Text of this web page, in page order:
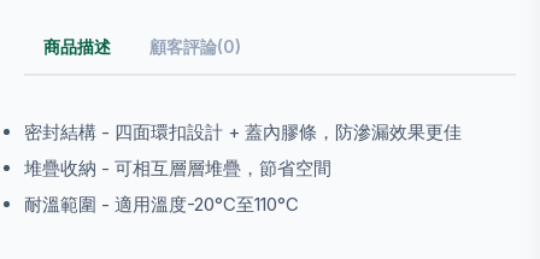
商品描述 顧客評論(0)
密封結構 - 四面環扣設計 + 蓋內膠條，防滲漏效果更佳
堆疊收納 - 可相互層層堆疊，節省空間
耐溫範圍 - 適用溫度-20°C至110°C